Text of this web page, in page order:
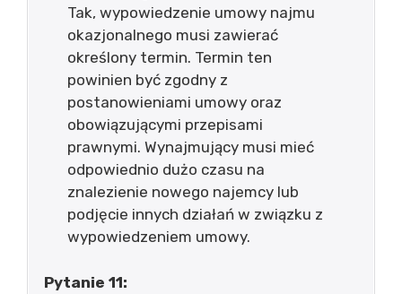
Tak, wypowiedzenie umowy najmu
okazjonalnego musi zawierać
określony termin. Termin ten
powinien być zgodny z
postanowieniami umowy oraz
obowiązującymi przepisami
prawnymi. Wynajmujący musi mieć
odpowiednio dużo czasu na
znalezienie nowego najemcy lub
podjęcie innych działań w związku z
wypowiedzeniem umowy.
Pytanie 11: